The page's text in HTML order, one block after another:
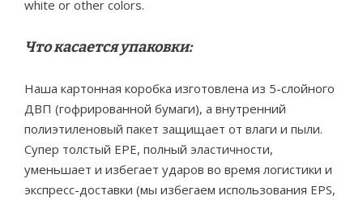
white or other colors.
Что касается упаковки:
Наша картонная коробка изготовлена из 5-слойного
ДВП (гофрированной бумаги), а внутренний
полиэтиленовый пакет защищает от влаги и пыли.
Супер толстый EPE, полный эластичности,
уменьшает и избегает ударов во время логистики и
экспресс-доставки (мы избегаем использования EPS,